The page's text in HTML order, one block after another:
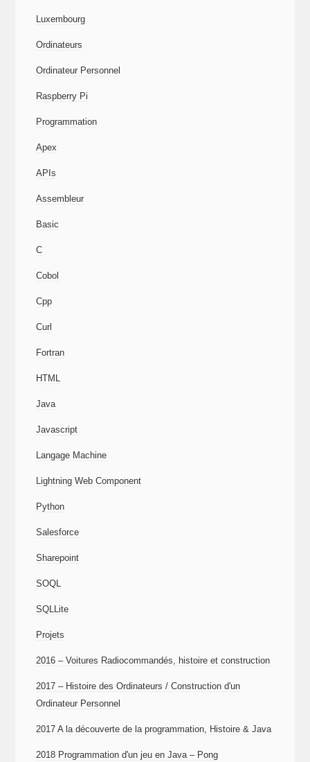
Luxembourg
Ordinateurs
Ordinateur Personnel
Raspberry Pi
Programmation
Apex
APIs
Assembleur
Basic
C
Cobol
Cpp
Curl
Fortran
HTML
Java
Javascript
Langage Machine
Lightning Web Component
Python
Salesforce
Sharepoint
SOQL
SQLLite
Projets
2016 – Voitures Radiocommandés, histoire et construction
2017 – Histoire des Ordinateurs / Construction d'un
Ordinateur Personnel
2017 A la découverte de la programmation, Histoire & Java
2018 Programmation d'un jeu en Java – Pong